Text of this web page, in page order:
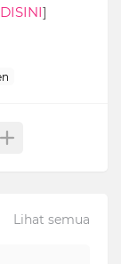
DISINI]
Lihat semua